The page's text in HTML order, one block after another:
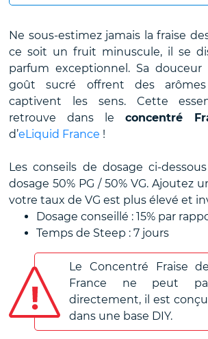
Ne sous-estimez jamais la fraise
ce soit un fruit minuscule, il se
parfum exceptionnel. Sa douceur
goût sucré offrent des
captivent les sens. Cette
retrouve dans le concentré
d’eLiquid France !
Les conseils de dosage ci-
dosage 50% PG / 50% VG. Ajoutez
votre taux de VG est plus élevé et
Dosage conseillé : 15% par
Temps de Steep : 7 jours
Le Concentré Fraise
France ne peut
directement, il est
dans une base DIY.